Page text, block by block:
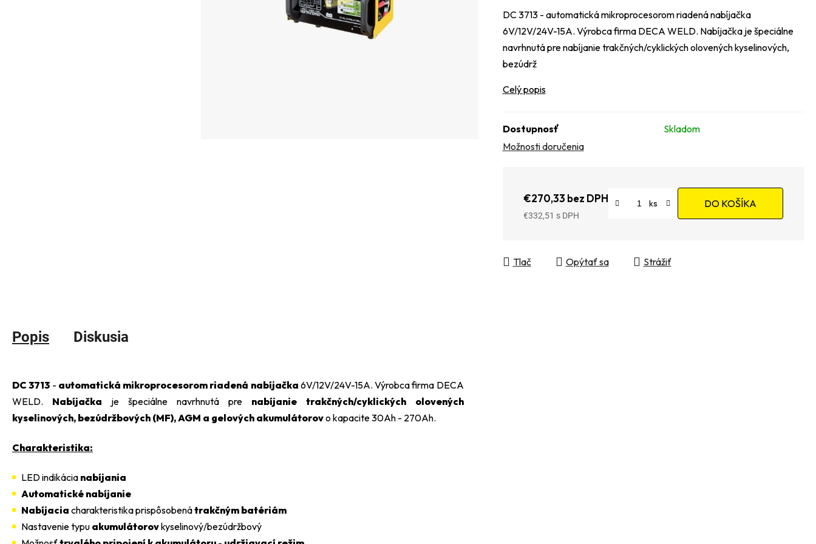
DC 3713 - automatická mikroprocesorom riadená nabíjačka
6V/12V/24V-15A. Výrobca firma DECA WELD. Nabíjačka je špeciálne
navrhnutá pre nabíjanie trakčných/cyklických olovených kyselinových,
bezúdrž
Celý popis
Dostupnosť
Skladom
Možnosti doručenia
€270,33 bez DPH
€332,51
DO KOŠÍKA
Tlač Opýtať sa Strážiť
Popis Diskusia
DC 3713 - automatická mikroprocesorom riadená nabíjačka 6V/12V/24V-15A. Výrobca firma DECA
WELD. Nabíjačka je špeciálne navrhnutá prenabíjanie trakčných/cyklických olovených
kyselinových, bezúdržbových (MF), AGM a gelových akumulátorovo kapacite 30Ah - 270Ah.
Charakteristika:
LED indikácia nabíjania
Automatické nabíjanie
Nabíjacia charakteristika prispôsobenátrakčným batériám
Nastavenie typu akumulátorovkyselinový/bezúdržbový